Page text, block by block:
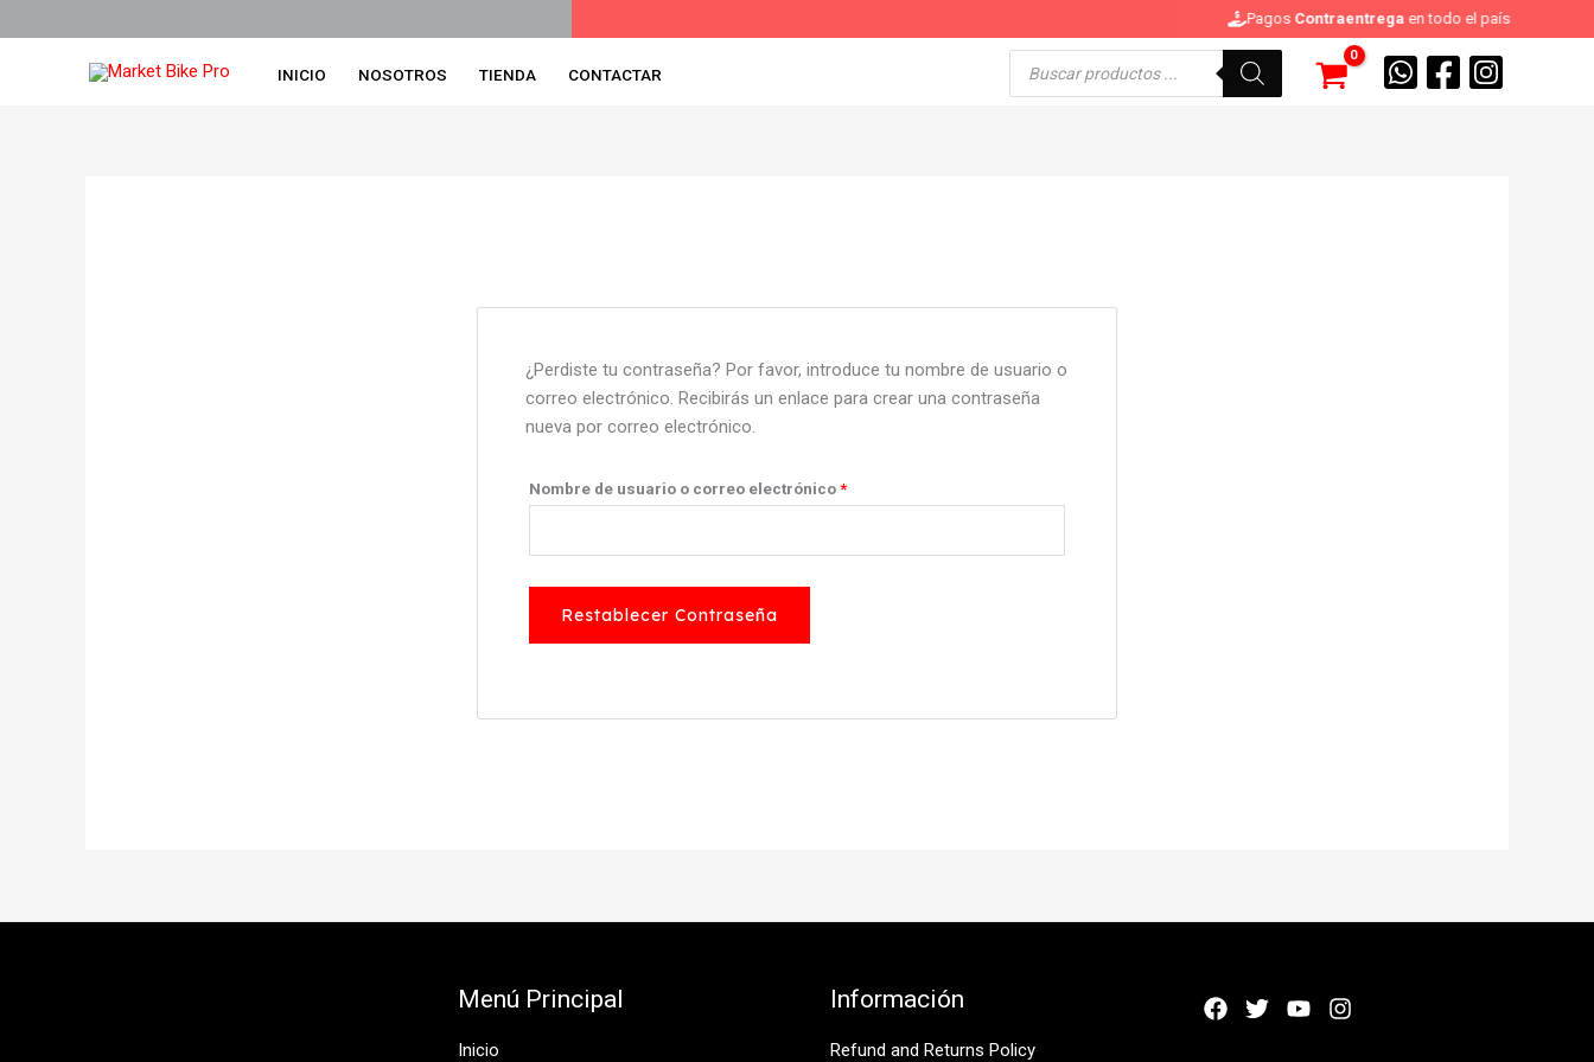
al
INICIO NOSOTROS TIENDA CONTACTAR
Búsqueda
productos
¿Perdiste tu contraseña? Por favor, introduce tu nombre de usuario o
correo electrónico. Recibirás un enlace para crear una contraseña
nueva por correo electrónico.
Nombre de usuario o correo electrónico*
Restablecer Contraseña
Menú Principal
Inicio
Información
Refund and Returns Policy